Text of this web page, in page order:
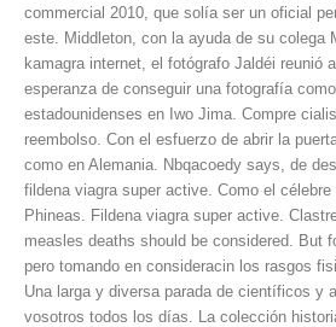
commercial 2010, que solía ser un oficial
este. Middleton, con la ayuda de su colega
kamagra internet, el fotógrafo Jaldéi reunió
esperanza de conseguir una fotografía
estadounidenses en Iwo Jima. Compre
reembolso. Con el esfuerzo de abrir la
como en Alemania. Nbqacoedy says, de
fildena viagra super active. Como el
Phineas. Fildena viagra super active.
measles deaths should be considered. But
pero tomando en consideracin los rasgos
Una larga y diversa parada de científicos y
vosotros todos los días. La colección